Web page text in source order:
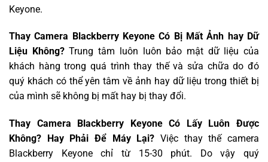
Keyone.
Thay Camera Blackberry Keyone Có Bị Mất Ảnh hay Dữ
Liệu Không?Trung tâm luôn luôn bảo mật dữ liệu của
khách hàng trong quá trình thay thế và sửa chữa do đó
quý khách có thể yên tâm về ảnh hay dữ liệu trong thiết bị
của mình sẽ không bị mất hay bị thay đổi.
Thay Camera Blackberry Keyone Có Lấy Luôn Được
Không? Hay Phải Để Máy Lại? Việc thay thế camera
Blackberry Keyone chỉ từ 15-30 phút. Do vậy quý